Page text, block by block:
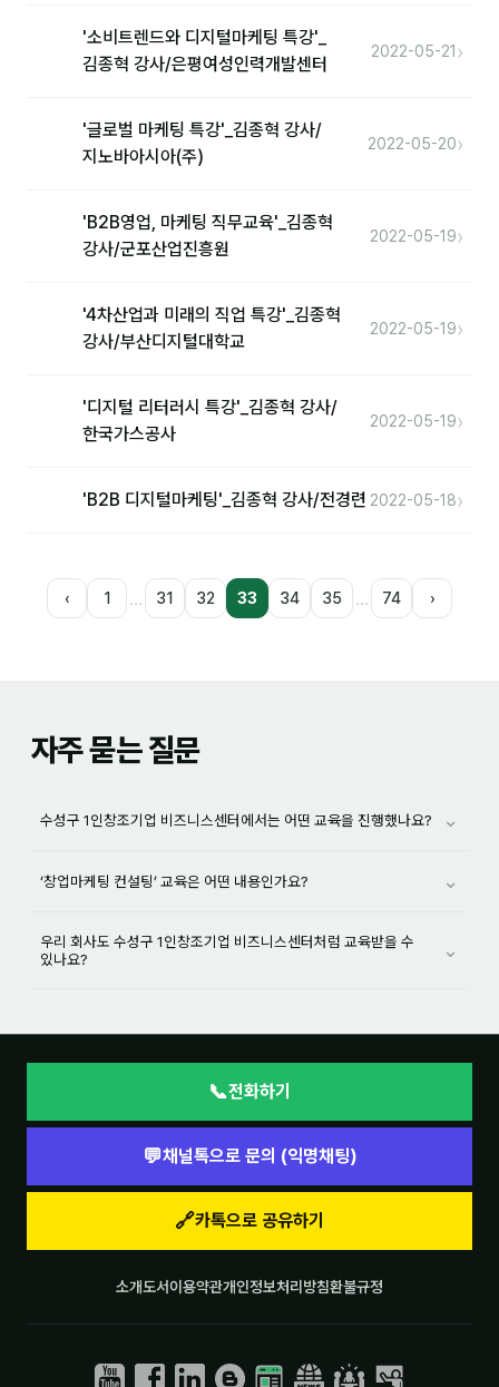
'소비트렌드와 디지털마케팅 특강'_
김종혁 강사/은평여성인력개발센터
2022-05-21 ›
'글로벌 마케팅 특강'_김종혁 강사/
지노바아시아(주)
2022-05-20›
'B2B영업, 마케팅 직무교육'_김종혁
강사/군포산업진흥원
2022-05-19›
'4차산업과 미래의 직업 특강'_김종혁
강사/부산디지털대학교
2022-05-19›
'디지털 리터러시 특강'_김종혁 강사/
한국가스공사
2022-05-19›
'B2B 디지털마케팅'_김종혁 강사/전경련 2022-05-18›
‹ 1 … 31 32 33 34 35 … 74 ›
자주 묻는 질문
수성구 1인창조기업 비즈니스센터에서는 어떤 교육을 진행했나요? ⌄
‘창업마케팅 컨설팅’ 교육은 어떤 내용인가요? ⌄
우리 회사도 수성구 1인창조기업 비즈니스센터처럼 교육받을 수
있나요?
⌄
📞전화하기
💬채널톡으로 문의 (익명채팅)
🔗카톡으로 공유하기
소개도서이용약관개인정보처리방침환불규정